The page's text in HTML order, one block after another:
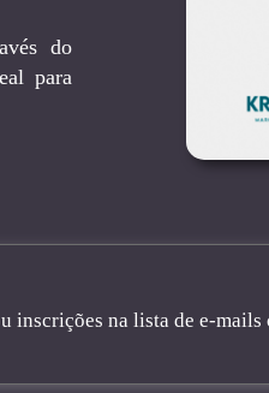
do
para
inscrições na lista de e-